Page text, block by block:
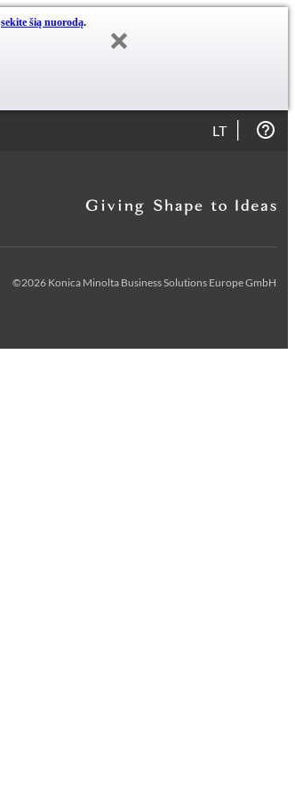
sekite šią nuorodą.
LT
©2026 Konica Minolta Business Solutions Europe GmbH